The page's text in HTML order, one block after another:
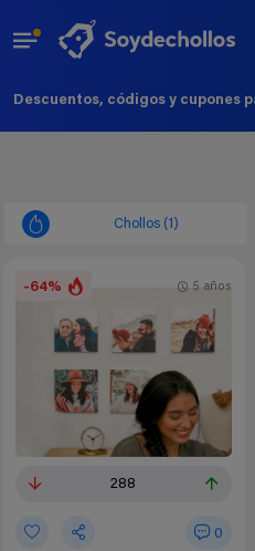
Chollos (1)
-64%
288
0
5 años